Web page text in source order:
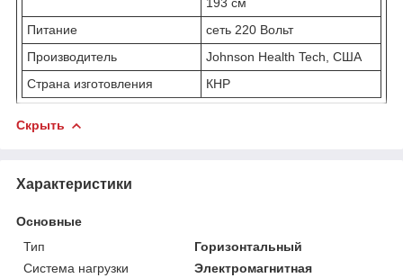
Питание
сеть 220 Вольт
Производитель
Johnson Health Tech, США
Страна изготовления
КНР
Скрыть
Характеристики
Основные
Тип
Горизонтальный
Система нагрузки
Электромагнитная